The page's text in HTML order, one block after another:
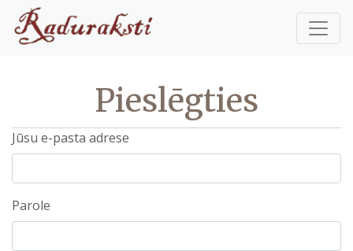
Pieslēgties
Jūsu e-pasta adrese
Parole